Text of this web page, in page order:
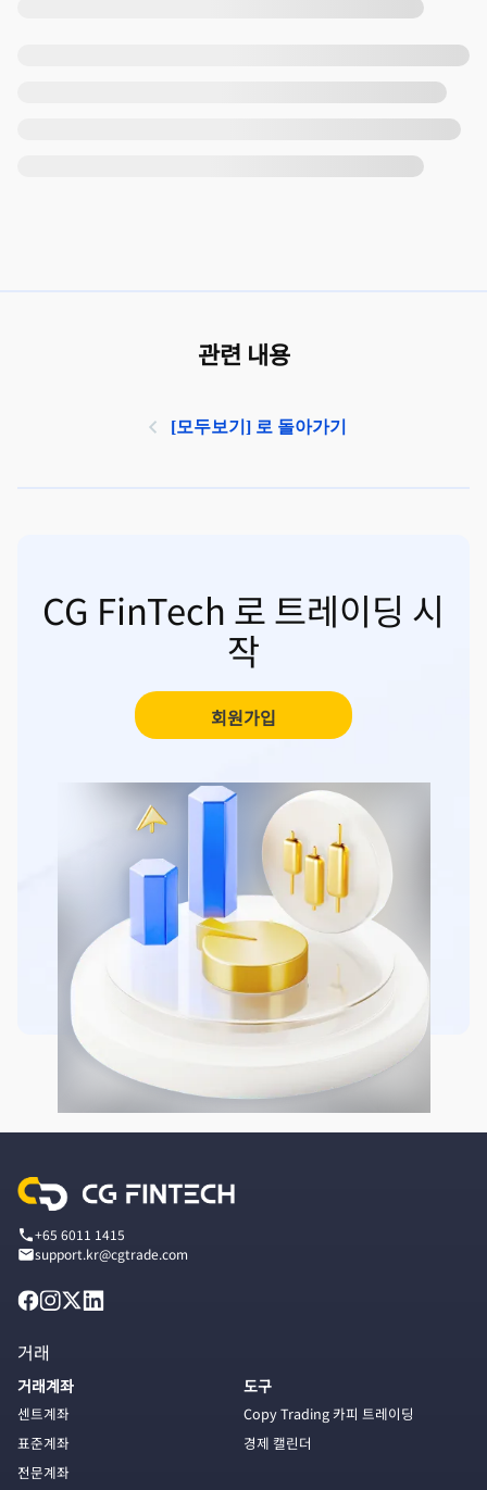
관련 내용
[모두보기] 로 돌아가기
CG FinTech 로 트레이딩 시
작
회원가입
+65 6011 1415
support.kr@cgtrade.com
거래
거래계좌
센트계좌
표준계좌
전문계좌
도구
Copy Trading 카피 트레이딩
경제 캘린더